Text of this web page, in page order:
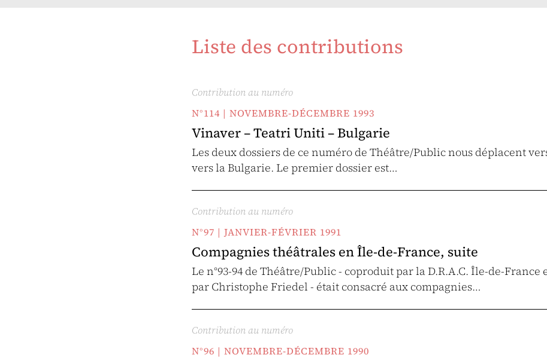
Liste des contributions
Contribution au numéro
N°114 | NOVEMBRE-DÉCEMBRE 1993
Vinaver – Teatri Uniti – Bulgarie
Les deux dossiers de ce numéro de Théâtre/Public nous déplacent
vers la Bulgarie. Le premier dossier est…
Contribution au numéro
N°97 | JANVIER-FÉVRIER 1991
Compagnies théâtrales en Île-de-France, suite
Le n°93-94 de Théâtre/Public - coproduit par la D.R.A.C. Île-de-France
par Christophe Friedel - était consacré aux compagnies…
Contribution au numéro
N°96 | NOVEMBRE-DÉCEMBRE 1990